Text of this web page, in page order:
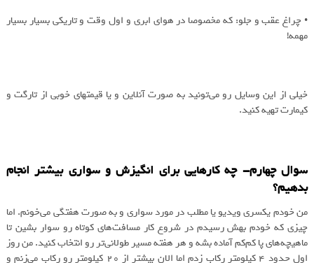
• چراغ عقب و جلو: که مخصوصا در هوای ابری و اول وقت و تاریکی بسیار بسیار
مهمه!
خیلی از این وسایل رو می‌تونید به صورت آنلاین و یا قیمتهای خوبی از تارگت و
کیمارت تهیه کنید.
سوال چهارم- چه کارهایی برای انگیزش و سواری بیشتر انجام
بدهیم؟‌
من خودم یکسری ویدیو یا مطلب در مورد سواری و به صورت هفتگی می‌خونم. اما
چیزی که خودم بهش رسیدم در شروع کار مسافت‌های کوتاه رو سوار بشین تا
ماهیچه‌های پا کم‌کم آماده بشه و هر هفته مسیر طولانی‌تر رو انتخاب کنید. من روز
اول حدود ۴ کیلومتر رکاب زدم اما الان بیشتر از ۲۰ کیلومتر رو رکاب می‌زنم و